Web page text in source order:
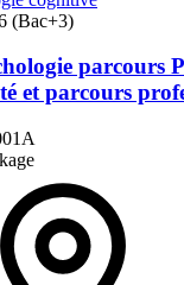
(Bac+3)
parcours
et parcours